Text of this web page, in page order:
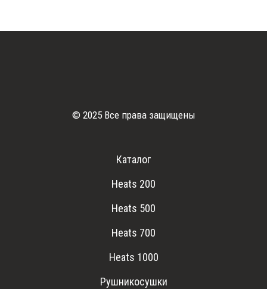
© 2025 Все права защищены
Каталог
Heats 200
Heats 500
Heats 700
Heats 1000
Рушникосушки